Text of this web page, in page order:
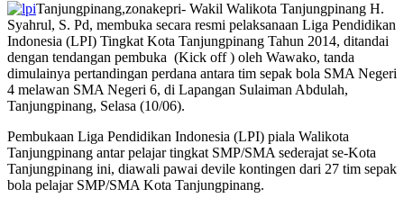
Tanjungpinang,zonakepri- Wakil Walikota Tanjungpinang H.
Syahrul, S. Pd, membuka secara resmi pelaksanaan Liga Pendidikan
Indonesia (LPI) Tingkat Kota Tanjungpinang Tahun 2014, ditandai
dengan tendangan pembuka (Kick off ) oleh Wawako, tanda
dimulainya pertandingan perdana antara tim sepak bola SMA Negeri
4 melawan SMA Negeri 6, di Lapangan Sulaiman Abdulah,
Tanjungpinang, Selasa (10/06).
Pembukaan Liga Pendidikan Indonesia (LPI) piala Walikota
Tanjungpinang antar pelajar tingkat SMP/SMA sederajat se-Kota
Tanjungpinang ini, diawali pawai devile kontingen dari 27 tim sepak
bola pelajar SMP/SMA Kota Tanjungpinang.